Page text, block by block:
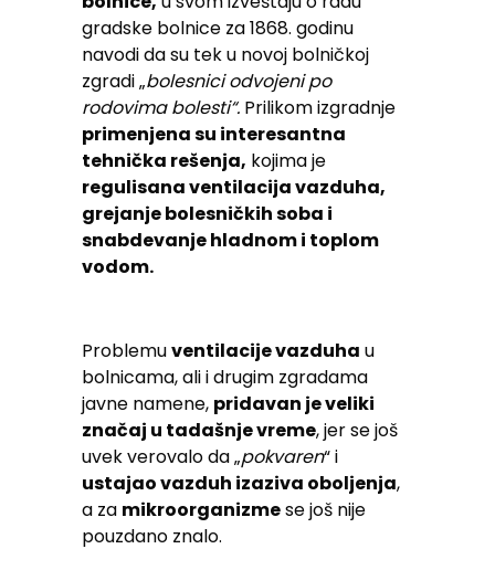
gradske bolnice za 1868. godinu
navodi da su tek u novoj bolničkoj
zgradi „bolesnici odvojeni po
rodovima bolesti“. Prilikom izgradnje
primenjena su interesantna
tehnička rešenja, kojima je
regulisana ventilacija vazduha,
grejanje bolesničkih soba i
snabdevanje hladnom i toplom
vodom.
Problemuventilacije vazduha u
bolnicama, ali i drugim zgradama
javne namene, pridavan je veliki
značaj u tadašnje vreme, jer se još
uvek verovalo da „pokvaren“ i
ustajao vazduh izaziva oboljenja,
a za mikroorganizmese još nije
pouzdano znalo.